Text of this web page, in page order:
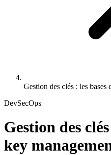
Gestion des clés : les
DevSecOps
Gestion des
key